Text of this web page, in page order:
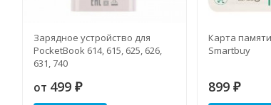
Зарядное устройство для
PocketBook 614, 615, 625, 626,
631, 740
от 499 ₽
Карта
Smartbuy
899 ₽